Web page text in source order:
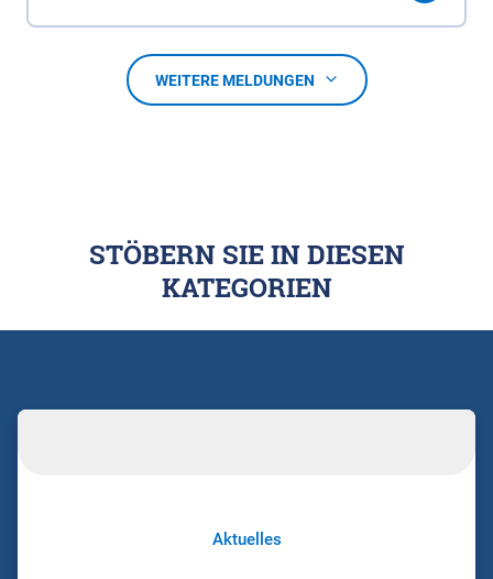
WEITERE MELDUNGEN
STÖBERN SIE IN DIESEN
KATEGORIEN
Aktuelles